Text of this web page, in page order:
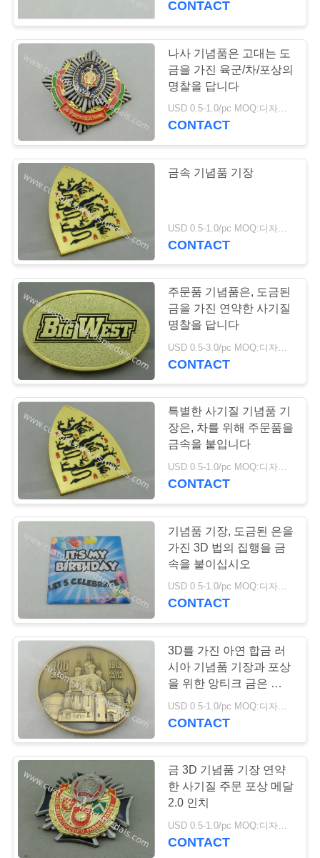
CONTACT
나사 기념품은 고대는 도
금을 가진 육군/차/포상의
명찰을 답니다
USD 0.5-1.0/pc MOQ:디자인 당 100 PC
CONTACT
금속 기념품 기장
CONTACT
주문품 기념품은, 도금된
금을 가진 연약한 사기질
명찰을 답니다
USD 0.5-3.0/pc MOQ:디자인 당 100 PC
CONTACT
특별한 사기질 기념품 기
장은, 차를 위해 주문품을
금속을 붙입니다
USD 0.5-1.0/pc MOQ:디자인 당 100 PC
CONTACT
기념품 기장, 도금된 은을
가진 3D 법의 집행을 금
속을 붙이십시오
USD 0.5-1.0/pc MOQ:디자인 당 100 PC
CONTACT
3D를 가진 아연 합금 러
시아 기념품 기장과 포상
을 위한 앙티크 금은 디자
인합니다
CONTACT
금 3D 기념품 기장 연약
한 사기질 주문 포상 메달
2.0 인치
CONTACT